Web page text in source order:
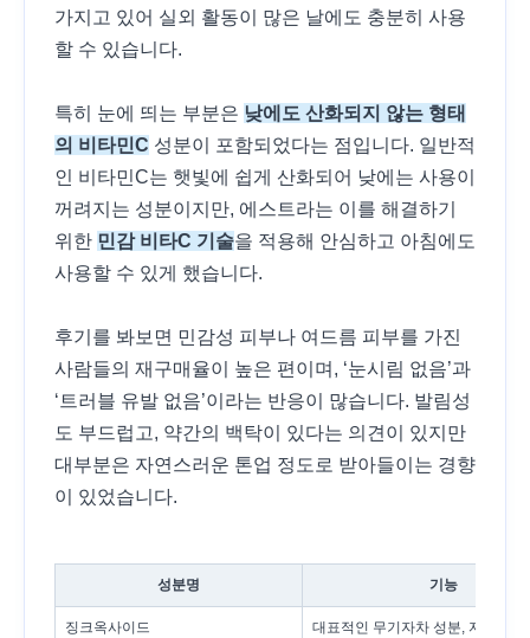
가지고 있어 실외 활동이 많은 날에도 충분히 사용
할 수 있습니다.
특히 눈에 띄는 부분은 낮에도 산화되지 않는 형태
의 비타민C 성분이 포함되었다는 점입니다. 일반적
인 비타민C는 햇빛에 쉽게 산화되어 낮에는 사용이
꺼려지는 성분이지만, 에스트라는 이를 해결하기
위한 민감 비타C 기술을 적용해 안심하고 아침에도
사용할 수 있게 했습니다.
후기를 봐보면 민감성 피부나 여드름 피부를 가진
사람들의 재구매율이 높은 편이며, ‘눈시림 없음’과
‘트러블 유발 없음’이라는 반응이 많습니다. 발림성
도 부드럽고, 약간의 백탁이 있다는 의견이 있지만
대부분은 자연스러운 톤업 정도로 받아들이는 경향
이 있었습니다.
성분명 기능
징크옥사이드 대표적인 무기자차 성분, 자외선